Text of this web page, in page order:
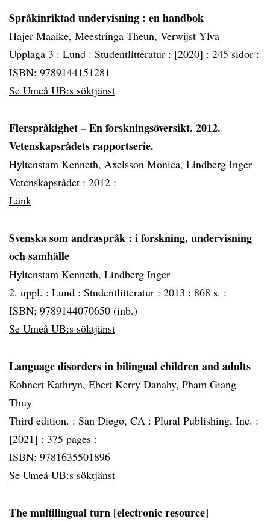
Språkinriktad undervisning : en handbok
Hajer Maaike, Meestringa Theun, Verwijst Ylva
Upplaga 3 : Lund : Studentlitteratur : [2020] : 245 sidor :
ISBN: 9789144151281
Se Umeå UB:s söktjänst
Flerspråkighet – En forskningsöversikt. 2012.
Vetenskapsrådets rapportserie.
Hyltenstam Kenneth, Axelsson Monica, Lindberg Inger
Vetenskapsrådet : 2012 :
Länk
Svenska som andraspråk : i forskning, undervisning
och samhälle
Hyltenstam Kenneth, Lindberg Inger
2. uppl. : Lund : Studentlitteratur : 2013 : 868 s. :
ISBN: 9789144070650 (inb.)
Se Umeå UB:s söktjänst
Language disorders in bilingual children and adults
Kohnert Kathryn, Ebert Kerry Danahy, Pham Giang
Thuy
Third edition. : San Diego, CA : Plural Publishing, Inc. :
[2021] : 375 pages :
ISBN: 9781635501896
Se Umeå UB:s söktjänst
The multilingual turn [electronic resource]